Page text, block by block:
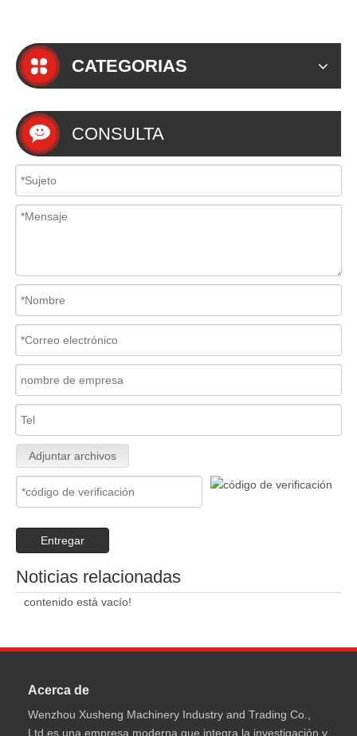
CATEGORIAS
CONSULTA
Adjuntar archivos
Entregar
Noticias relacionadas
contenido está vacío!
Acerca de
Wenzhou Xusheng Machinery Industry and Trading Co.,
Ltd es una empresa moderna que integra la investigación y